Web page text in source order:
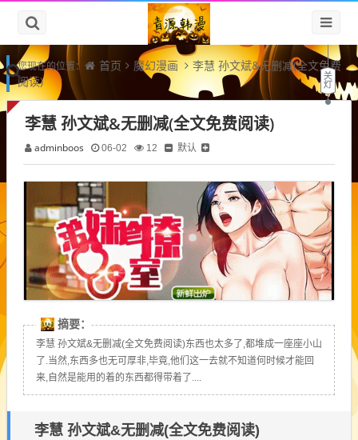
您现在的位置： 首页 魔幻漫画
李慧 孙文斌&无删减(全文免费
阅读)
李慧 孙文斌&无删减(全文免费阅读)
adminboos 06-02 12 默认
摘要：
李慧 孙文斌&无删减(全文免费阅读)东西也太多了,都堆成一座座小山
了.当然,东西多也无可厚非,毕竟,他们这一去就不知道何时候才能回
来,自然是能用的着的东西都得带着了....
李慧 孙文斌&无删减(全文免费阅读)